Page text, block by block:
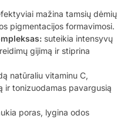
mažina tamsių dėmių
pigmentacijos formavimosi.
suteikia intensyvų
gijimą ir stiprina
natūraliu vitaminu C,
ir tonizuodamas pavargusią
poras, lygina odos